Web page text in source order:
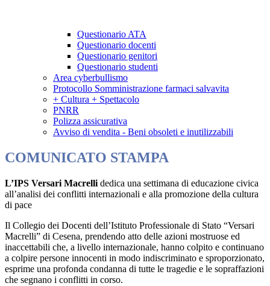
Questionario ATA
Questionario docenti
Questionario genitori
Questionario studenti
Area cyberbullismo
Protocollo Somministrazione farmaci salvavita
+ Cultura + Spettacolo
PNRR
Polizza assicurativa
Avviso di vendita - Beni obsoleti e inutilizzabili
COMUNICATO STAMPA
L’IPS Versari Macrelli dedica una settimana di educazione civica
all’analisi dei conflitti internazionali e alla promozione della cultura
di pace
Il Collegio dei Docenti dell’Istituto Professionale di Stato “Versari
Macrelli” di Cesena, prendendo atto delle azioni mostruose ed
inaccettabili che, a livello internazionale, hanno colpito e continuano
a colpire persone innocenti in modo indiscriminato e sproporzionato,
esprime una profonda condanna di tutte le tragedie e le sopraffazioni
che segnano i conflitti in corso.